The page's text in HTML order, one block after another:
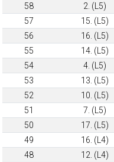
58
2. (L5)
57
15. (L5)
56
16. (L5)
55
14. (L5)
54
4. (L5)
53
13. (L5)
52
10. (L5)
51
7. (L5)
50
17. (L5)
49
16. (L4)
48
12. (L4)